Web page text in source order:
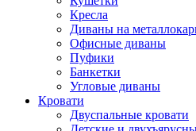
Кресла
Диваны на
Офисные диваны
Пуфики
Банкетки
Угловые диваны
Кровати
Двуспальные кровати